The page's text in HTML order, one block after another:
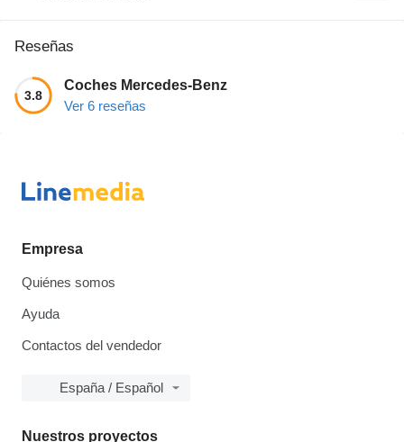
Reseñas
3.8
Coches Mercedes-Benz
Ver 6 reseñas
Empresa
Quiénes somos
Ayuda
Contactos del vendedor
España / Español
Nuestros proyectos